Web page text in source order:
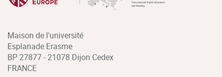
Maison de l'université
Esplanade Erasme
BP 27877 - 21078 Dijon Cedex
FRANCE